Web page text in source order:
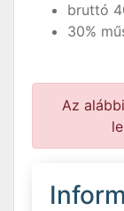
bruttó
30%
Az